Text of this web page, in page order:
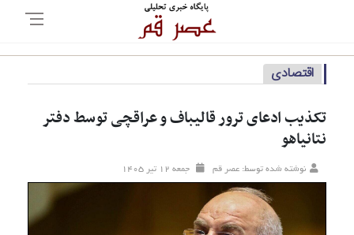
اقتصادی
تکذیب ادعای ترور قالیباف و عراقچی توسط دفتر
نتانیاهو
نوشته شده توسط: عصر قم جمعه ۱۲ تير ۱۴۰۵